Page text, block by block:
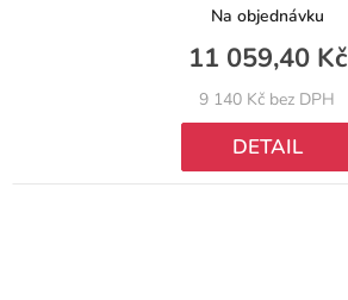
Na objednávku
9 140 Kč bez DPH
11 059,40 Kč
DETAIL